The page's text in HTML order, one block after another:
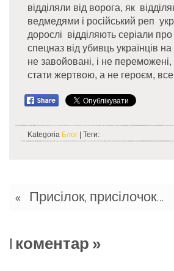
відділяли від ворога, як
ведмедями і російський реп
дорослі відділяють серіали про
спецназ від убивць українців
не завойовані, і не переможені,
стати жертвою, а не героєм,
Kategoria Блог | Теги:
« Присілок, присілочок…
1 коментар »